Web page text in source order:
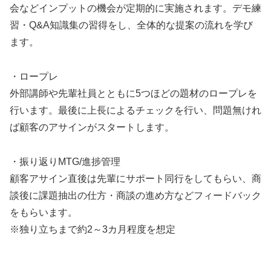
会などインプットの機会が定期的に実施されます。デモ練
習・Q&A知識集の習得をし、全体的な提案の流れを学び
ます。
・ロープレ
外部講師や先輩社員とともに5つほどの題材のロープレを
行います。最後に上長によるチェックを行い、問題無けれ
ば顧客のアサインがスタートします。
・振り返りMTG/進捗管理
顧客アサイン直後は先輩にサポート同行をしてもらい、商
談後に課題抽出の仕方・商談の進め方などフィードバック
をもらいます。
※独り立ちまで約2～3カ月程度を想定